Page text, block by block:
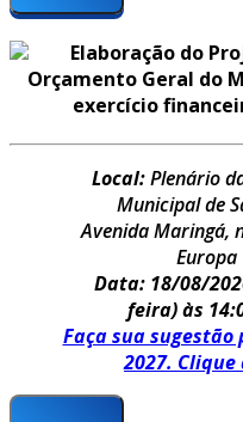
Elaboração do
Orçamento Geral do
exercício
Local:Plenário
Municipal de
Avenida Maringá,
Europa
Data: 18/08/
feira) às
Faça sua sugestão
2027.